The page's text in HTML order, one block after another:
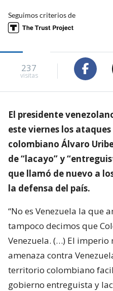
Seguimos criterios de
237
visitas
El presidente
este viernes los
colombiano Álvaro
de “lacayo” y
que llamó de nuevo a
la defensa del país.
“No es Venezuela la que
tampoco decimos que
Venezuela. (…) El imperio
amenaza contra
territorio colombiano
gobierno entreguista y